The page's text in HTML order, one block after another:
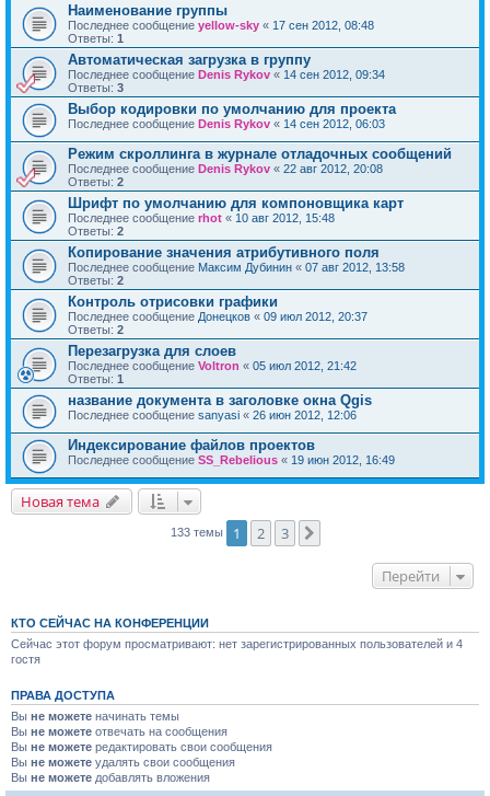
Наименование группы
Последнее сообщение yellow-sky « 17 сен 2012, 08:48
Ответы: 1
Автоматическая загрузка в группу
Последнее сообщение Denis Rykov « 14 сен 2012, 09:34
Ответы: 3
Выбор кодировки по умолчанию для проекта
Последнее сообщение Denis Rykov « 14 сен 2012, 06:03
Режим скроллинга в журнале отладочных сообщений
Последнее сообщение Denis Rykov « 22 авг 2012, 20:08
Ответы: 2
Шрифт по умолчанию для компоновщика карт
Последнее сообщение rhot « 10 авг 2012, 15:48
Ответы: 2
Копирование значения атрибутивного поля
Последнее сообщение Максим Дубинин « 07 авг 2012, 13:58
Ответы: 2
Контроль отрисовки графики
Последнее сообщение Донецков « 09 июл 2012, 20:37
Ответы: 2
Перезагрузка для слоев
Последнее сообщение Voltron « 05 июл 2012, 21:42
Ответы: 1
название документа в заголовке окна Qgis
Последнее сообщение sanyasi « 26 июн 2012, 12:06
Индексирование файлов проектов
Последнее сообщение SS_Rebelious « 19 июн 2012, 16:49
Новая тема
133 темы 1 2 3
Перейти
КТО СЕЙЧАС НА КОНФЕРЕНЦИИ
Сейчас этот форум просматривают: нет зарегистрированных пользователей и 4
гостя
ПРАВА ДОСТУПА
Вы не можете начинать темы
Вы не можете отвечать на сообщения
Вы не можете редактировать свои сообщения
Вы не можете удалять свои сообщения
Вы не можете добавлять вложения